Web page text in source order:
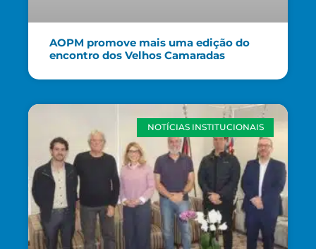
AOPM promove mais uma edição do
encontro dos Velhos Camaradas
NOTÍCIAS INSTITUCIONAIS